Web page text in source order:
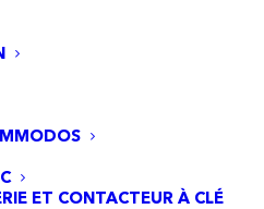
ET CONTACTEUR À CLÉ
pour les déplacements
Nationale.